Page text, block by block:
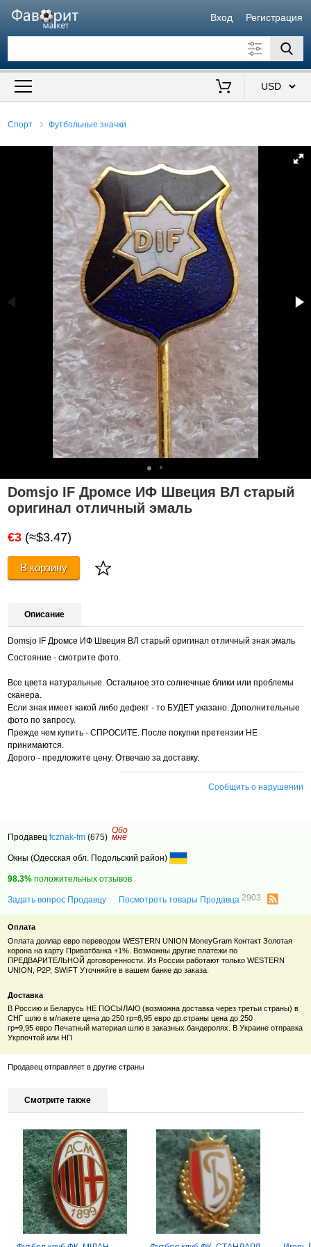
Вход Регистрация
Искать также в описании
Спорт Футбольные значки
Domsjo IF Дромсе ИФ Швеция ВЛ старый
оригинал отличный эмаль
€3 (≈$3.47)
В корзину
Описание
Domsjo IF Дромсе ИФ Швеция ВЛ старый оригинал отличный знак эмаль
Состояние - смотрите фото.
Все цвета натуральные. Остальное это солнечные блики или проблемы
сканера.
Если знак имеет какой либо дефект - то БУДЕТ указано. Дополнительные
фото по запросу.
Прежде чем купить - СПРОСИТЕ. После покупки претензии НЕ
принимаются.
Дорого - предложите цену. Отвечаю за доставку.
Сообщить о нарушении
Продавецfcznak-fm (675)
Обо
мне
Окны (Одесская обл. Подольский район)
98.3% положительных отзывов
Задать вопрос Продавцу Посмотреть товары Продавца2903
Оплата
Оплата доллар евро переводом WESTERN UNION MoneyGram Контакт Золотая
корона на карту Приватбанка +1%. Возможны другие платежи по
ПРЕДВАРИТЕЛЬНОЙ договоренности. Из России работают толькоWESTERN
UNION, P2P, SWIFT Уточняйте в вашем банке до заказа.
Доставка
В Россию и Беларусь НЕ ПОСЫЛАЮ (возможна доставка через третьи страны) в
СНГ шлю в м/пакете цена до 250 гр=8,95 евро др.страны цена до 250
гр=9 ,95евро Печатный материал шлю в заказных бандеролях. В Украине отправка
Укрпочтой или НП
Продавец отправляет в другие страны
Смотрите также